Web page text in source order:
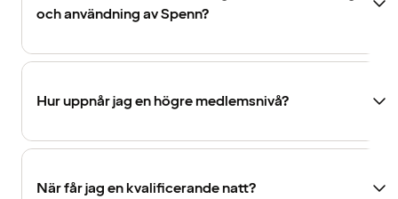
och användning av Spenn?
Hur uppnår jag en högre medlemsnivå?
När får jag en kvalificerande natt?